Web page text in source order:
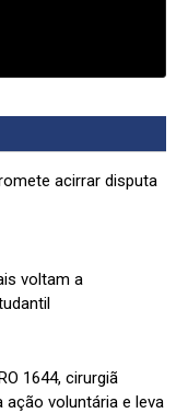
acirrar disputa
voltam a
1644, cirurgiã
ação voluntária e leva